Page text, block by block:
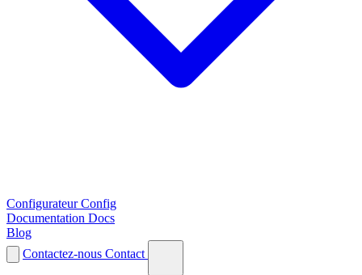
Configurateur Config
Documentation Docs
Blog
Contactez-nous Contact